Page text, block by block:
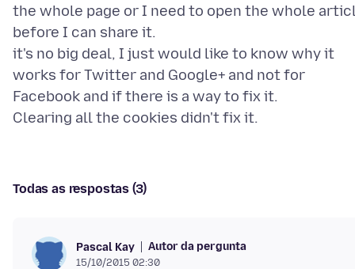
the whole page or I need to open the whole
before I can share it.
it's no big deal, I just would like to know why it
works for Twitter and Google+ and not for
Facebook and if there is a way to fix it.
Todas as respostas (3)
Pascal Kay Autor da pergunta
15/10/2015 02:30